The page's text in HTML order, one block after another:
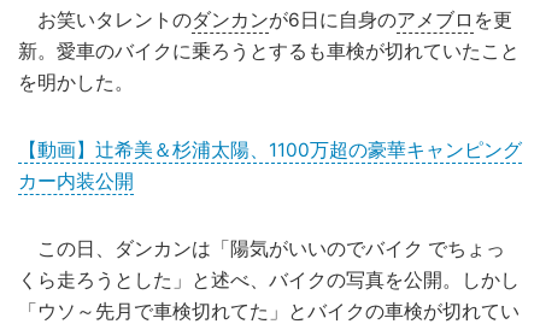
お笑いタレントのダンカンが6日に自身のアメブロ を更
新。愛車のバイクに乗ろうとするも車検が切れていたこと
を明かした。
【動画】辻希美＆杉浦太陽、1100万超の豪華キャンピング
カー内装公開
この日、ダンカンは「陽気がいいのでバイク でちょっ
くら走ろうとした」と述べ、バイクの写真を公開。しかし
「ウソ～先月で車検切れてた」とバイクの車検が切れてい